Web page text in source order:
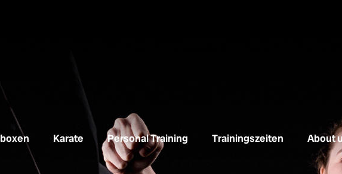
Karate Personal Training Trainingszeiten About